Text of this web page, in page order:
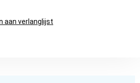
aan verlanglijst